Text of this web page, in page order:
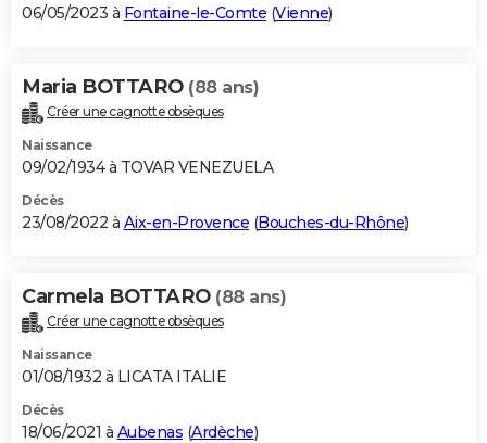
06/05/2023 à Fontaine-le-Comte (Vienne)
Maria BOTTARO (88 ans)
Créer une cagnotte obsèques
Naissance
09/02/1934 à TOVAR VENEZUELA
Décès
23/08/2022 à Aix-en-Provence (Bouches-du-Rhône)
Carmela BOTTARO (88 ans)
Créer une cagnotte obsèques
Naissance
01/08/1932 à LICATA ITALIE
Décès
18/06/2021 à Aubenas (Ardèche)